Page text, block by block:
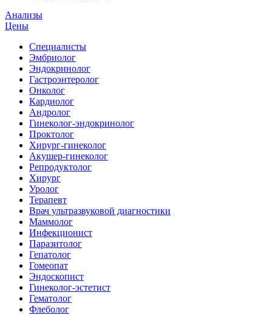
Анализы
Цены
Специалисты
Эмбриолог
Эндокринолог
Гастроэнтеролог
Онколог
Кардиолог
Андролог
Гинеколог-эндокринолог
Проктолог
Хирург-гинеколог
Акушер-гинеколог
Репродуктолог
Хирург
Уролог
Терапевт
Врач ультразвуковой диагностики
Маммолог
Инфекционист
Паразитолог
Гепатолог
Гомеопат
Эндоскопист
Гинеколог-эстетист
Гематолог
Флеболог